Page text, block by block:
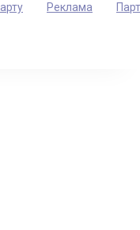
Реклама